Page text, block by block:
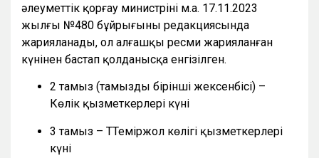
әлеуметтік қорғау министрінің м.а. 17.11.2023
жылғы №480 бұйрығының редакциясында
жарияланады, ол алғашқы ресми жарияланған
күнінен бастап қолданысқа енгізілген.
2 тамыз (тамыздың бірінші жексенбісі) –
Көлік қызметкерлері күні
3 тамыз – ТТеміржол көлігі қызметкерлері
күні